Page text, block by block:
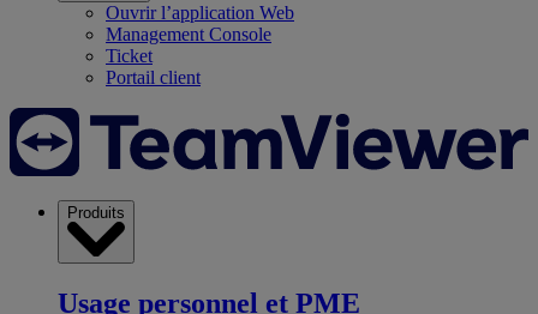
Ouvrir l’application Web
Management Console
Ticket
Portail client
Produits
Usage personnel et PME